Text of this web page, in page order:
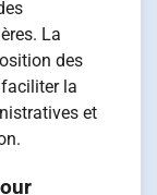
La
des
la
et